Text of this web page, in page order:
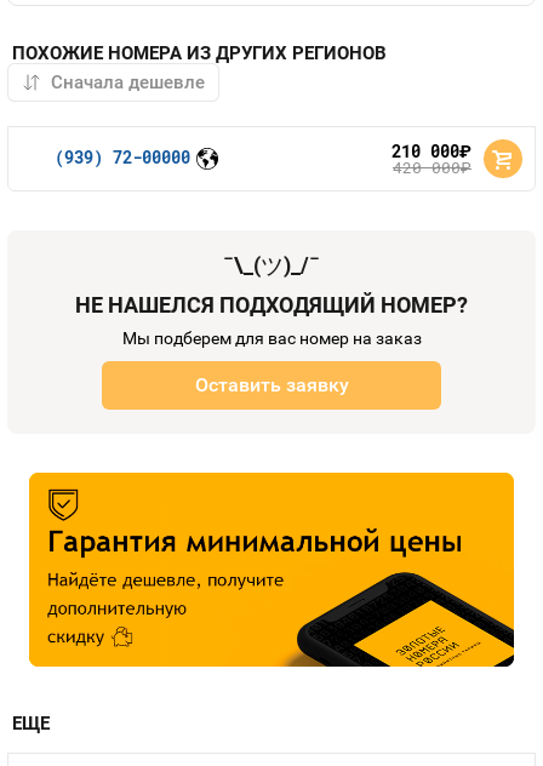
ПОХОЖИЕ НОМЕРА ИЗ ДРУГИХ РЕГИОНОВ
(939) 72-00000 210 000руб.
420 000руб.
¯\_(ツ)_/¯
НЕ НАШЕЛСЯ ПОДХОДЯЩИЙ НОМЕР?
Мы подберем для вас номер на заказ
Оставить заявку
ЕЩЕ